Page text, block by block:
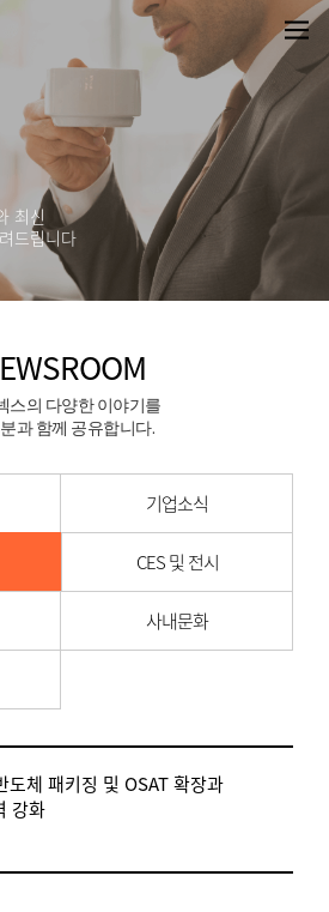
최신
드립니다
스의 다양한 이야기를
과 함께 공유합니다.
기업소식
CES 및 전시
사내문화
도체 패키징 및 OSAT 확장과
강화